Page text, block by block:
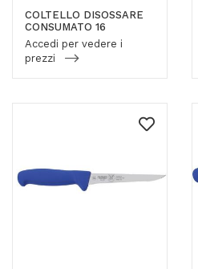
COLTELLO DISOSSARE
CONSUMATO 16
Accedi per vedere i
prezzi